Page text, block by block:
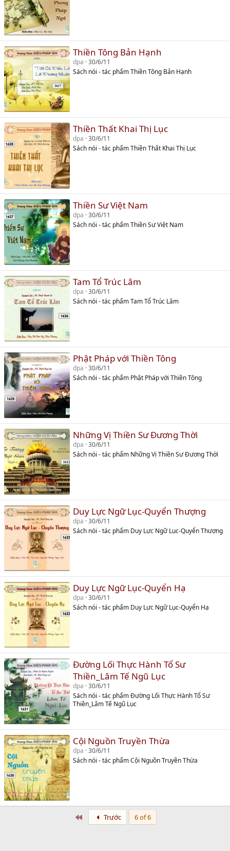
Thiền Tông Bản Hạnh
dpa 30/6/11
Sách nói - tác phẩm Thiền Tông Bản Hạnh
Thiền Thất Khai Thị Lục
dpa 30/6/11
Sách nói - tác phẩm Thiền Thất Khai Thị Lục
Thiền Sư Việt Nam
dpa 30/6/11
Sách nói - tác phẩm Thiền Sư Việt Nam
Tam Tổ Trúc Lâm
dpa 30/6/11
Sách nói - tác phẩm Tam Tổ Trúc Lâm
Phật Pháp với Thiền Tông
dpa 30/6/11
Sách nói - tác phẩm Phật Pháp với Thiền Tông
Những Vị Thiền Sư Đương Thời
dpa 30/6/11
Sách nói - tác phẩm Những Vị Thiền Sư Đương Thời
Duy Lực Ngữ Lục-Quyển Thượng
dpa 30/6/11
Sách nói - tác phẩm Duy Lực Ngữ Lục-Quyển Thượng
Duy Lực Ngữ Lục-Quyển Hạ
dpa 30/6/11
Sách nói - tác phẩm Duy Lực Ngữ Lục-Quyển Hạ
Đường Lối Thực Hành Tổ Sư
Thiền_Lâm Tế Ngũ Lục
dpa 30/6/11
Sách nói - tác phẩm Đường Lối Thực Hành Tổ Sư
Thiền_Lâm Tế Ngũ Lục
Cội Nguồn Truyền Thừa
dpa 30/6/11
Sách nói - tác phẩm Cội Nguồn Truyền Thừa
Trước 6 of 6